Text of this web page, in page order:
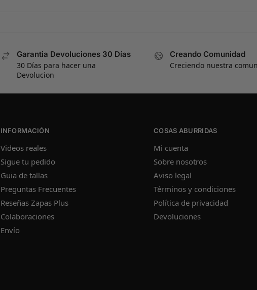
Garantia Devoluciones 30 Días
30 Días para hacer una
Devolucion
Creando Comunidad
Creciendo nuestra
INFORMACIÓN
Videos reales
Sigue tu pedido
Guia de tallas
Preguntas Frecuentes
Reseñas Zapas Plus
Colaboraciones
Envío
COSAS ABURRIDAS
Mi cuenta
Sobre nosotros
Aviso legal
Términos y condiciones
Política de privacidad
Devoluciones